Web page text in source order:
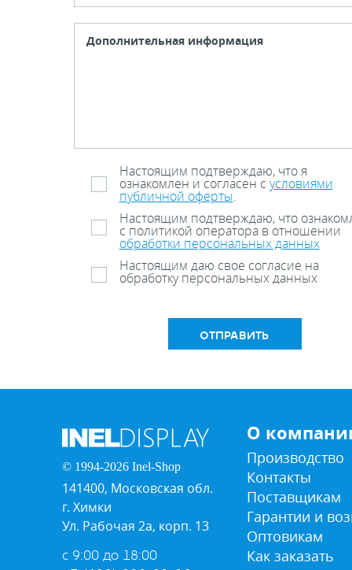
Настоящим подтверждаю, что я
ознакомлен и согласен с условиями
публичной оферты.
Настоящим подтверждаю, что
с политикой оператора в отношении
обработки персональных данных
Настоящим даю свое согласие на
обработку персональных данных
ОТПРАВИТЬ
© 1994-2026 Inel-Shop
141400, Московская обл.
г. Химки
Ул. Рабочая 2а, корп. 13
с 9:00 до 18:00
О
Производство
Контакты
Поставщикам
Гарантии и
Оптовикам
Как заказать